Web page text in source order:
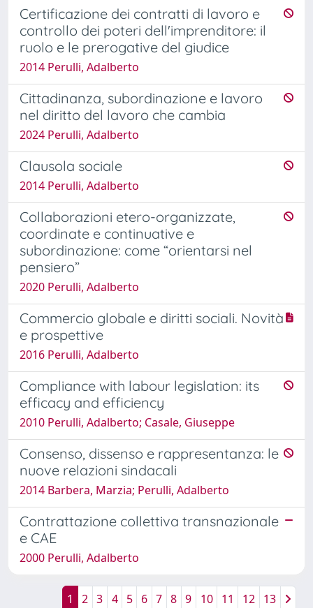
Certificazione dei contratti di lavoro e
controllo dei poteri dell'imprenditore: il
ruolo e le prerogative del giudice
2014 Perulli, Adalberto
Cittadinanza, subordinazione e lavoro
nel diritto del lavoro che cambia
2024 Perulli, Adalberto
Clausola sociale
2014 Perulli, Adalberto
Collaborazioni etero-organizzate,
coordinate e continuative e
subordinazione: come “orientarsi nel
pensiero”
2020 Perulli, Adalberto
Commercio globale e diritti sociali. Novità
e prospettive
2016 Perulli, Adalberto
Compliance with labour legislation: its
efficacy and efficiency
2010 Perulli, Adalberto; Casale, Giuseppe
Consenso, dissenso e rappresentanza: le
nuove relazioni sindacali
2014 Barbera, Marzia; Perulli, Adalberto
Contrattazione collettiva transnazionale
e CAE
2000 Perulli, Adalberto
1 2 3 4 5 6 7 8 9 10 11 12 13